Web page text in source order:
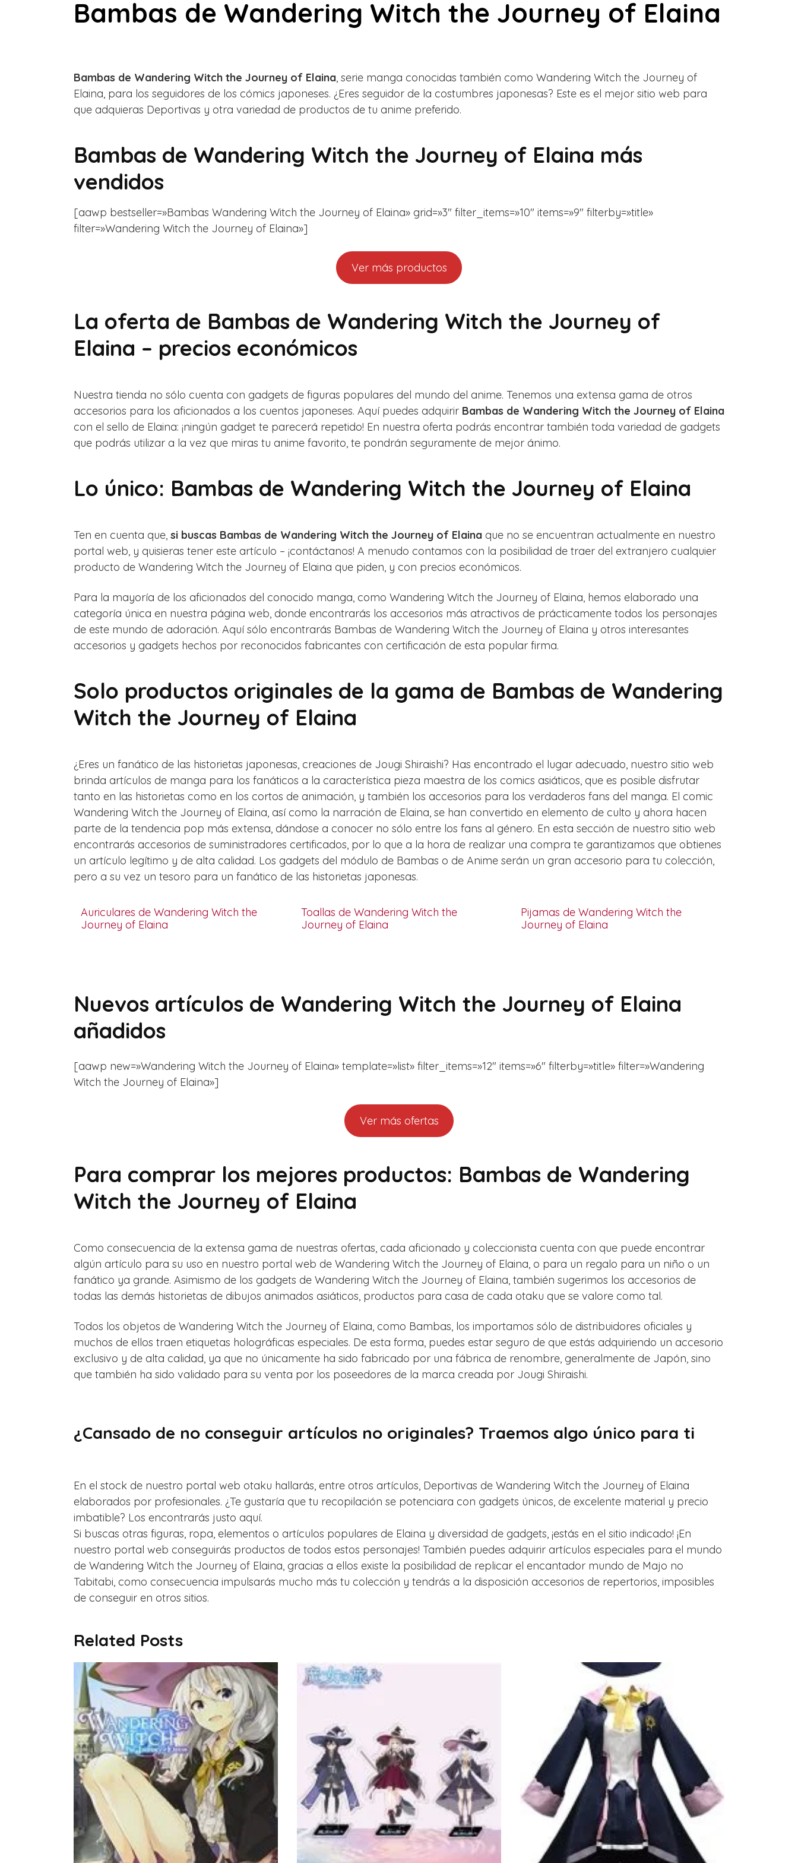
Bambas de Wandering Witch the Journey of Elaina
Bambas de Wandering Witch the Journey of Elaina, serie manga conocidas también como Wandering Witch the Journey of
Elaina, para los seguidores de los cómics japoneses. ¿Eres seguidor de la costumbres japonesas? Este es el mejor sitio web para
que adquieras Deportivas y otra variedad de productos de tu anime preferido.
Bambas de Wandering Witch the Journey of Elaina más
vendidos
[aawp bestseller=»Bambas Wandering Witch the Journey of Elaina» grid=»3″ filter_items=»10″ items=»9″ filterby=»title»
filter=»Wandering Witch the Journey of Elaina»]
Ver más productos
La oferta de Bambas de Wandering Witch the Journey of
Elaina – precios económicos
Nuestra tienda no sólo cuenta con gadgets de figuras populares del mundo del anime. Tenemos una extensa gama de otros
accesorios para los aficionados a los cuentos japoneses. Aquí puedes adquirir Bambas de Wandering Witch the Journey of Elaina
con el sello de Elaina: ¡ningún gadget te parecerá repetido! En nuestra oferta podrás encontrar también toda variedad de gadgets
que podrás utilizar a la vez que miras tu anime favorito, te pondrán seguramente de mejor ánimo.
Lo único: Bambas de Wandering Witch the Journey of Elaina
Ten en cuenta que, si buscas Bambas de Wandering Witch the Journey of Elaina que no se encuentran actualmente en nuestro
portal web, y quisieras tener este artículo – ¡contáctanos! A menudo contamos con la posibilidad de traer del extranjero cualquier
producto de Wandering Witch the Journey of Elaina que piden, y con precios económicos.
Para la mayoría de los aficionados del conocido manga, como Wandering Witch the Journey of Elaina, hemos elaborado una
categoría única en nuestra página web, donde encontrarás los accesorios más atractivos de prácticamente todos los personajes
de este mundo de adoración. Aquí sólo encontrarás Bambas de Wandering Witch the Journey of Elaina y otros interesantes
accesorios y gadgets hechos por reconocidos fabricantes con certificación de esta popular firma.
Solo productos originales de la gama de Bambas de Wandering
Witch the Journey of Elaina
¿Eres un fanático de las historietas japonesas, creaciones de Jougi Shiraishi? Has encontrado el lugar adecuado, nuestro sitio web
brinda artículos de manga para los fanáticos a la característica pieza maestra de los comics asiáticos, que es posible disfrutar
tanto en las historietas como en los cortos de animación, y también los accesorios para los verdaderos fans del manga. El comic
Wandering Witch the Journey of Elaina, así como la narración de Elaina, se han convertido en elemento de culto y ahora hacen
parte de la tendencia pop más extensa, dándose a conocer no sólo entre los fans al género. En esta sección de nuestro sitio web
encontrarás accesorios de suministradores certificados, por lo que a la hora de realizar una compra te garantizamos que obtienes
un artículo legítimo y de alta calidad. Los gadgets del módulo de Bambas o de Anime serán un gran accesorio para tu colección,
pero a su vez un tesoro para un fanático de las historietas japonesas.
Auriculares de Wandering Witch the
Journey of Elaina
Toallas de Wandering Witch the
Journey of Elaina
Pijamas de Wandering Witch the
Journey of Elaina
Nuevos artículos de Wandering Witch the Journey of Elaina
añadidos
[aawp new=»Wandering Witch the Journey of Elaina» template=»list» filter_items=»12″ items=»6″ filterby=»title» filter=»Wandering
Witch the Journey of Elaina»]
Ver más ofertas
Para comprar los mejores productos: Bambas de Wandering
Witch the Journey of Elaina
Como consecuencia de la extensa gama de nuestras ofertas, cada aficionado y coleccionista cuenta con que puede encontrar
algún artículo para su uso en nuestro portal web de Wandering Witch the Journey of Elaina, o para un regalo para un niño o un
fanático ya grande. Asimismo de los gadgets de Wandering Witch the Journey of Elaina, también sugerimos los accesorios de
todas las demás historietas de dibujos animados asiáticos, productos para casa de cada otaku que se valore como tal.
Todos los objetos de Wandering Witch the Journey of Elaina, como Bambas, los importamos sólo de distribuidores oficiales y
muchos de ellos traen etiquetas holográficas especiales. De esta forma, puedes estar seguro de que estás adquiriendo un accesorio
exclusivo y de alta calidad, ya que no únicamente ha sido fabricado por una fábrica de renombre, generalmente de Japón, sino
que también ha sido validado para su venta por los poseedores de la marca creada por Jougi Shiraishi.
¿Cansado de no conseguir artículos no originales? Traemos algo único para ti
En el stock de nuestro portal web otaku hallarás, entre otros artículos, Deportivas de Wandering Witch the Journey of Elaina
elaborados por profesionales. ¿Te gustaría que tu recopilación se potenciara con gadgets únicos, de excelente material y precio
imbatible? Los encontrarás justo aquí.
Si buscas otras figuras, ropa, elementos o artículos populares de Elaina y diversidad de gadgets, ¡estás en el sitio indicado! ¡En
nuestro portal web conseguirás productos de todos estos personajes! También puedes adquirir artículos especiales para el mundo
de Wandering Witch the Journey of Elaina, gracias a ellos existe la posibilidad de replicar el encantador mundo de Majo no
Tabitabi, como consecuencia impulsarás mucho más tu colección y tendrás a la disposición accesorios de repertorios, imposibles
de conseguir en otros sitios.
Related Posts